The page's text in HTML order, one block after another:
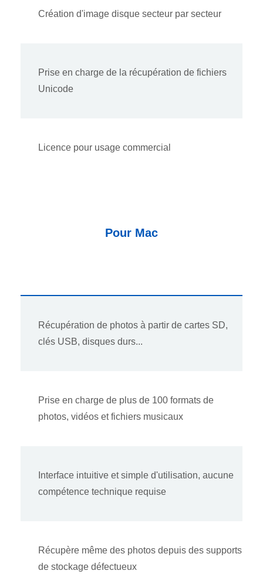
Création d'image disque secteur par secteur
Prise en charge de la récupération de fichiers
Unicode
Licence pour usage commercial
Pour Mac
Récupération de photos à partir de cartes SD,
clés USB, disques durs...
Prise en charge de plus de 100 formats de
photos, vidéos et fichiers musicaux
Interface intuitive et simple d'utilisation, aucune
compétence technique requise
Récupère même des photos depuis des supports
de stockage défectueux